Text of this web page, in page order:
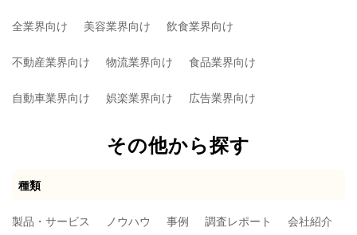
全業界向け 美容業界向け 飲食業界向け
不動産業界向け 物流業界向け 食品業界向け
自動車業界向け 娯楽業界向け 広告業界向け
その他から探す
種類
製品・サービス ノウハウ 事例 調査レポート
会社紹介